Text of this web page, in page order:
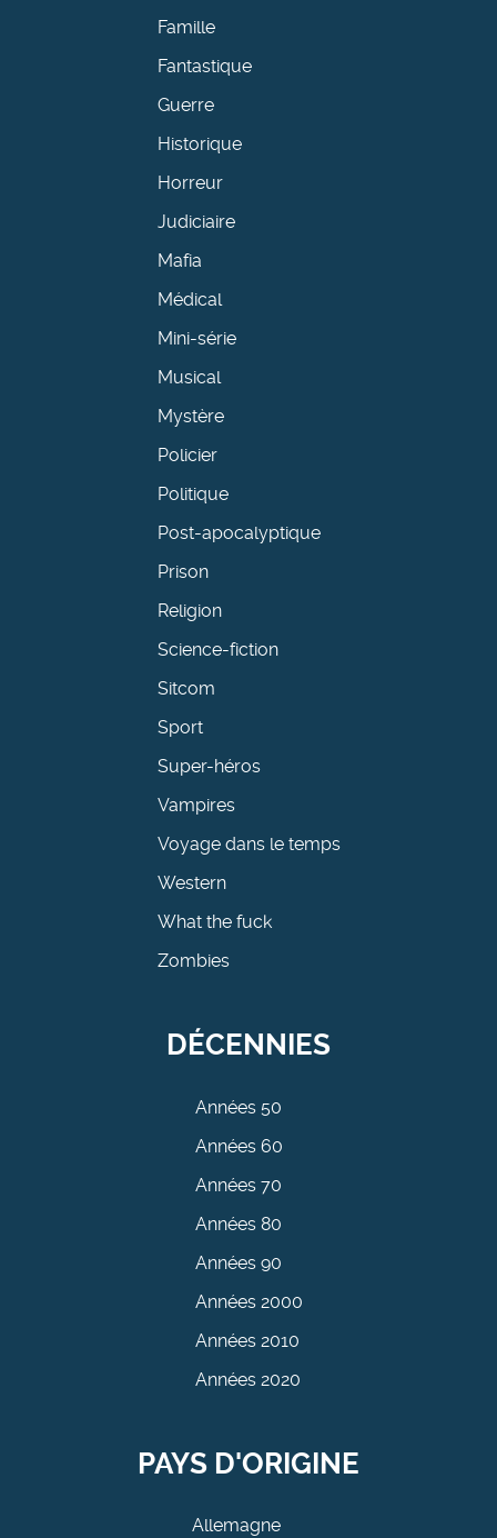
Famille
Fantastique
Guerre
Historique
Horreur
Judiciaire
Mafia
Médical
Mini-série
Musical
Mystère
Policier
Politique
Post-apocalyptique
Prison
Religion
Science-fiction
Sitcom
Sport
Super-héros
Vampires
Voyage dans le temps
Western
What the fuck
Zombies
DÉCENNIES
Années 50
Années 60
Années 70
Années 80
Années 90
Années 2000
Années 2010
Années 2020
PAYS D'ORIGINE
Allemagne